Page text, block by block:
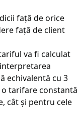
față de orice
față de client
va fi calculat
echivalentă cu 3
tarifare constantă
cât și pentru cele